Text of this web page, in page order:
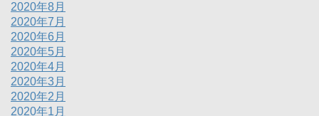
2020年8月
2020年7月
2020年6月
2020年5月
2020年4月
2020年3月
2020年2月
2020年1月